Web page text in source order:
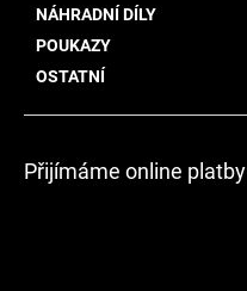
NÁHRADNÍ DÍLY
POUKAZY
OSTATNÍ
Přijímáme online platby